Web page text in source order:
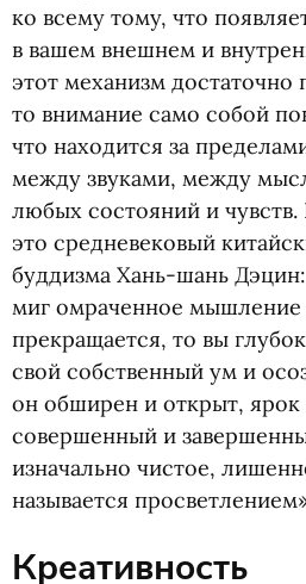
ко всему тому, что
в вашем внешнем и
этот механизм достаточно
то внимание само собой
что находится за
между звуками, между
любых состояний и чувств.
это средневековый
буддизма Хань-шань
миг омраченное мышление
прекращается, то вы
свой собственный ум и
он обширен и открыт,
совершенный и
изначально чистое,
называется
Креативность